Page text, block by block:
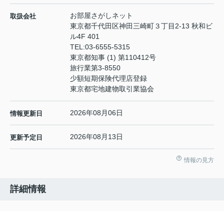
取扱会社
お部屋さがしネット
東京都千代田区神田三崎町３丁目2-13 秋和ビ
ル4F 401
TEL:03-6555-5315
東京都知事 (1) 第110412号
旅行業第3-8550
少額短期保険代理店登録
東京都宅地建物取引業協会
情報更新日 2026年08月06日
更新予定日 2026年08月13日
情報の見方
詳細情報